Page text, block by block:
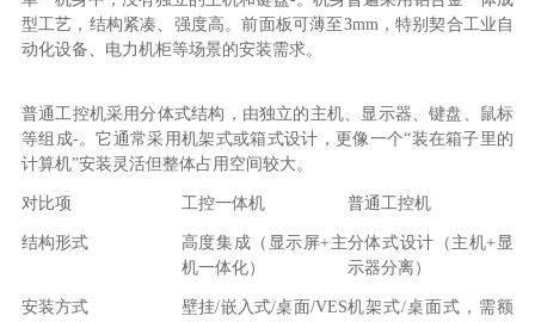
型工艺，结构紧凑、强度高。前面板可薄至3mm，特别契合工业自
动化设备、电力机柜等场景的安装需求。
普通工控机采用分体式结构，由独立的主机、显示器、键盘、鼠标
等组成-。它通常采用机架式或箱式设计，更像一个“装在箱子里的
计算机”安装灵活但整体占用空间较大。
对比项 工控一体机 普通工控机
结构形式
高度集成（显示屏+主
机一体化）
分体式设计（主机+显
示器分离）
安装方式
壁挂/嵌入式/桌面/VES机架式/桌面式，需额